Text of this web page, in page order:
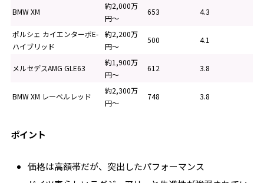
BMW XM
約2,000万
円〜
653 4.3
ポルシェ カイエンターボE-
ハイブリッド
約2,200万
円〜
500 4.1
メルセデスAMG GLE63
約1,900万
円〜
612 3.8
BMW XM レーベルレッド
約2,300万
円〜
748 3.8
ポイント
価格は高額帯だが、突出したパフォーマンス